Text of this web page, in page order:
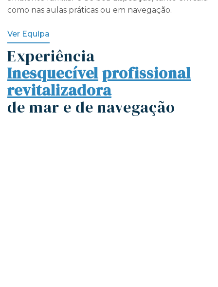
como nas aulas práticas ou em navegação.
Ver Equipa
Experiência
Inesquecívelprofissional
revitalizadora
de mar e de navegação